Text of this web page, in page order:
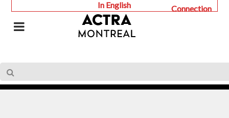
Connection
In English